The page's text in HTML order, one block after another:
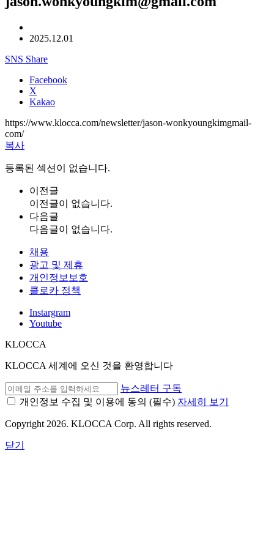
2025.12.01
SNS Share
Facebook
X
Kakao
https://www.klocca.com/newsletter/jason-wonkyoungkimgmail-
com/
복사
등록된 섹션이 없습니다.
이전글
이전글이 없습니다.
다음글
다음글이 없습니다.
채용
광고 및 제휴
개인정보보호
클로카 정책
Instargram
Youtube
KLOCCA
KLOCCA 세계에 오신 것을 환영합니다
뉴스레터 구독
개인정보 수집 및 이용에 동의 (필수) 자세히 보기
Copyright 2026. KLOCCA Corp. All rights reserved.
닫기